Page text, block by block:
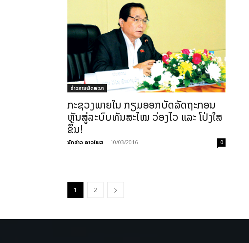
ຂ່າວການພັດທະນາ
ກະຊວງພາຍໃນ ກຽມອອກບັດລັດຖະກອນ
ຫັນສູ່ລະບົບທັນສະໄໝ ວ່ອງໄວ ແລະ ໂປ່ງໃສ
ຂຶ້ນ!
ນັກຂ່າວ ລາວໂພສ - 10/03/2016 0
1 2